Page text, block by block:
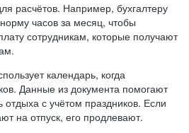
расчётов. Например, бухгалтеру
часов за месяц, чтобы
сотрудникам, которые получают
календарь, когда
Данные из документа помогают
отдыха с учётом праздников. Если
на отпуск, его продлевают.